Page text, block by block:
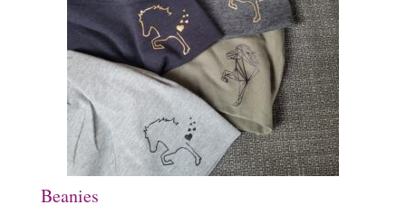
Beanies